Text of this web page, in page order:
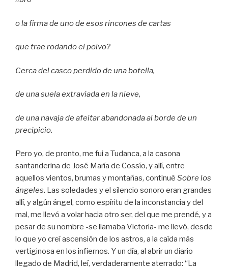
o la firma de uno de esos rincones de cartas
que trae rodando el polvo?
Cerca del casco perdido de una botella,
de una suela extraviada en la nieve,
de una navaja de afeitar abandonada al borde de un
precipicio.
Pero yo, de pronto, me fui a Tudanca, a la casona
santanderina de José María de Cossío, y allí, entre
aquellos vientos, brumas y montañas, continué Sobre los
ángeles. Las soledades y el silencio sonoro eran grandes
allí, y algún ángel, como espíritu de la inconstancia y del
mal, me llevó a volar hacia otro ser, del que me prendé, y a
pesar de su nombre -se llamaba Victoria- me llevó, desde
lo que yo creí ascensión de los astros, a la caída más
vertiginosa en los infiernos. Y un día, al abrir un diario
llegado de Madrid, leí, verdaderamente aterrado: “La